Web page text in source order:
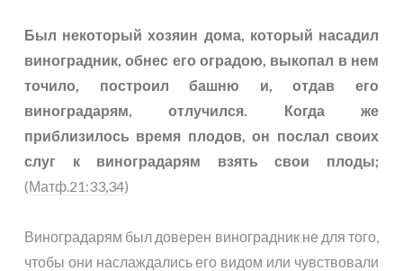
Был некоторый хозяин дома, который насадил
виноградник, обнес его оградою, выкопал в нем
точило, построил башню и, отдав его
виноградарям, отлучился. Когда же
приблизилось время плодов, он послал своих
слуг к виноградарям взять свои плоды;
(Матф.21:33,34)
Виноградарям был доверен виноградник не для того,
чтобы они наслаждались его видом или чувствовали